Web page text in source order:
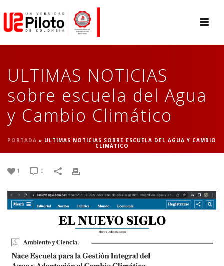
ULTIMAS NOTICIAS
sobre escuela del Agua
y Cambio Climático
PORTADA » ULTIMAS NOTICIAS SOBRE ESCUELA DEL AGUA Y CAMBIO
CLIMÁTICO
1 0